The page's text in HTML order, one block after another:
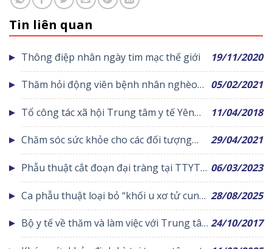
Tin liên quan
Thông điệp nhân ngày tim mạc thế giới 19/11/2020
Thăm hỏi động viên bệnh nhân nghèo
vào dịp tết Nguyên Đán
05/02/2021
Tổ công tác xã hội Trung tâm y tế Yên
Lạc những hiệu quả bước đầu
11/04/2018
Chăm sóc sức khỏe cho các đối tượng
chính sách xã Trung Kiên
29/04/2021
Phẫu thuật cắt đoạn đại tràng tại TTYT
huyện Yên Lạc
06/03/2023
Ca phẫu thuật loại bỏ “khối u xơ tử cung
khổng lồ” thành công tại Trung tâm Y tế
khu vực Yên Lạc
28/08/2025
Bộ y tế về thăm và làm việc với Trung tâm
y tế huyện Yên Lạc
24/10/2017